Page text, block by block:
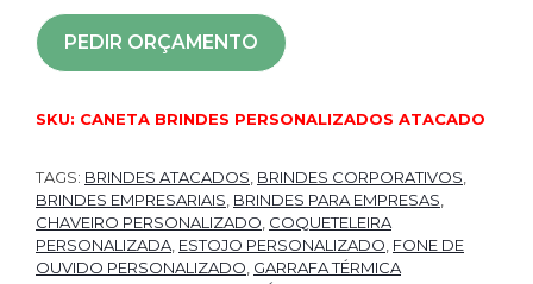
PEDIR ORÇAMENTO
SKU: CANETA BRINDES PERSONALIZADOS ATACADO
TAGS: BRINDES ATACADOS BRINDES CORPORATIVOS
BRINDES EMPRESARIAIS BRINDES PARA EMPRESAS
CHAVEIRO PERSONALIZADO COQUETELEIRA
PERSONALIZADA ESTOJO PERSONALIZADO FONE DE
OUVIDO PERSONALIZADO GARRAFA TÉRMICA